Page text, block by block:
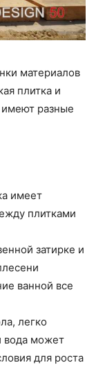
материалов
плитка и
разные
имеет
плитками
затирке и
ванной все
легко
вода может
для роста